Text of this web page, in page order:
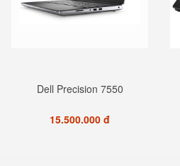
Dell Precision 7550
15.500.000 đ